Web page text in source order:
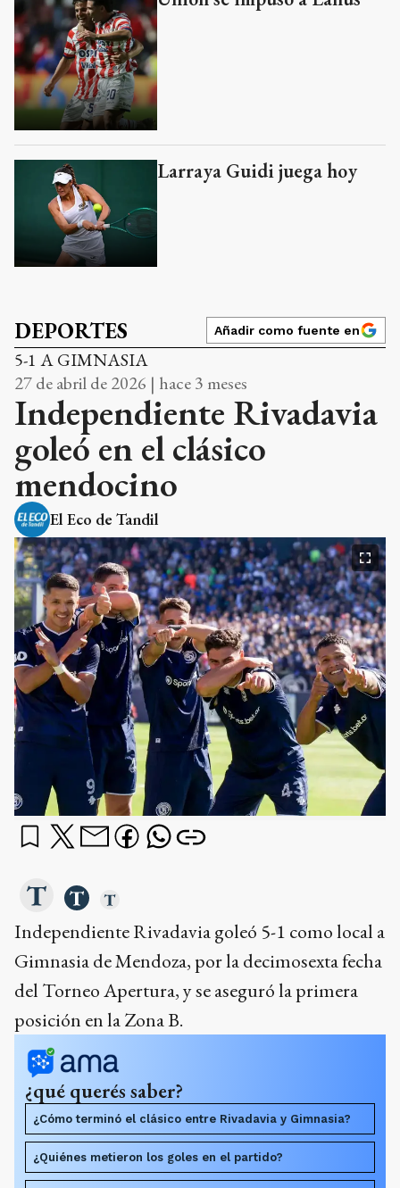
Larraya Guidi juega hoy
DEPORTES Añadir como fuente en
5-1 A GIMNASIA
27 de abril de 2026 | hace 3 meses
Independiente Rivadavia
goleó en el clásico
mendocino
El Eco de Tandil
Independiente Rivadavia goleó 5-1 como local a
Gimnasia de Mendoza, por la decimosexta fecha
del Torneo Apertura, y se aseguró la primera
posición en la Zona B.
¿qué querés saber?
¿Cómo terminó el clásico entre Rivadavia y Gimnasia?
¿Quiénes metieron los goles en el partido?